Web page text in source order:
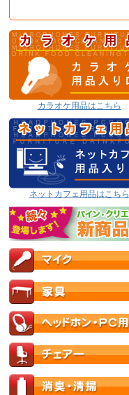
カラオケ用品はこちら
ネットカフェ用品はこちら